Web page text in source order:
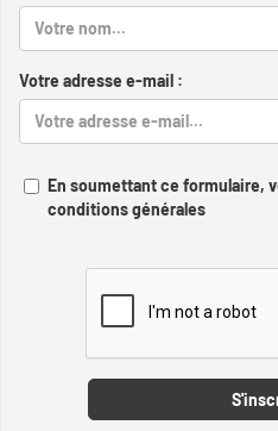
Votre adresse e-mail :
En soumettant ce formulaire,
conditions générales